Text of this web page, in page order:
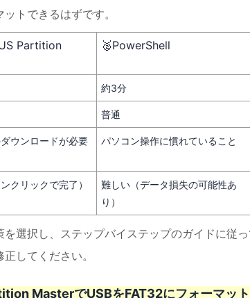
トできるはずです。
Partition
🥈PowerShell
約3分
普通
ウンロードが必要 パソコン操作に慣れていること
クリックで完了）
難しい（データ損失の可能性あ
り）
を選択し、ステップバイステップのガイドに従
してください。
MasterでUSBをFAT32にフォーマッ